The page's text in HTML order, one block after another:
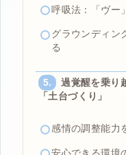
呼吸法：「ヴー
グラウンディン
る
過覚醒を乗り
「土台づくり」
感情の調整能力